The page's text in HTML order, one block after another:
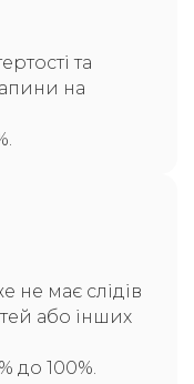
та
на
не має слідів
або інших
до 100%.